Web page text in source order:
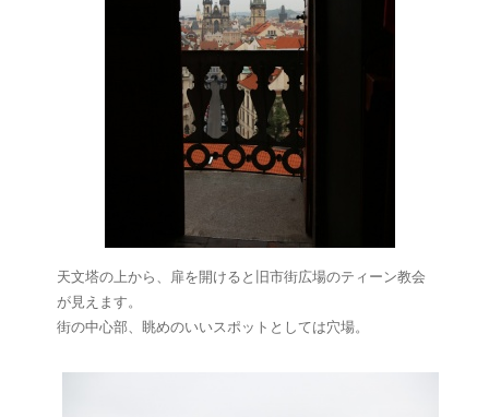
天文塔の上から、扉を開けると旧市街広場のティーン教会
が見えます。
街の中心部、眺めのいいスポットとしては穴場。